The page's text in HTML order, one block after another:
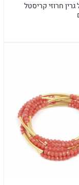
גרין חרוזי קריסטל